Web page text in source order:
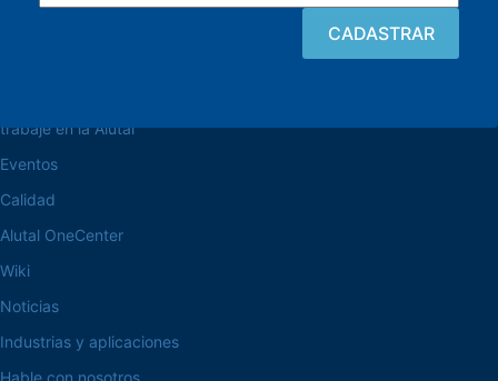
trabaje en la Alutal
Eventos
Calidad
Alutal OneCenter
Wiki
Noticias
Industrias y aplicaciones
Hable con nosotros